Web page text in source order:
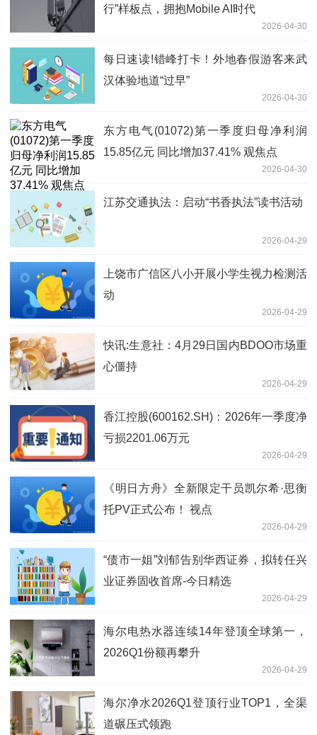
行”样板点，拥抱Mobile AI时代
2026-04-30
每日速读!错峰打卡！外地春假游客来武
汉体验地道“过早”
2026-04-30
东方电气(01072)第一季度归母净利润
15.85亿元 同比增加37.41% 观焦点
2026-04-30
江苏交通执法：启动“书香执法”读书活动
2026-04-29
上饶市广信区八小开展小学生视力检测活
动
2026-04-29
快讯:生意社：4月29日国内BDOO市场重
心僵持
2026-04-29
香江控股(600162.SH)：2026年一季度净
亏损2201.06万元
2026-04-29
《明日方舟》全新限定干员凯尔希·思衡
托PV正式公布！ 视点
2026-04-29
“债市一姐”刘郁告别华西证券，拟转任兴
业证券固收首席-今日精选
2026-04-29
海尔电热水器连续14年登顶全球第一，
2026Q1份额再攀升
2026-04-29
海尔净水2026Q1登顶行业TOP1，全渠
道碾压式领跑